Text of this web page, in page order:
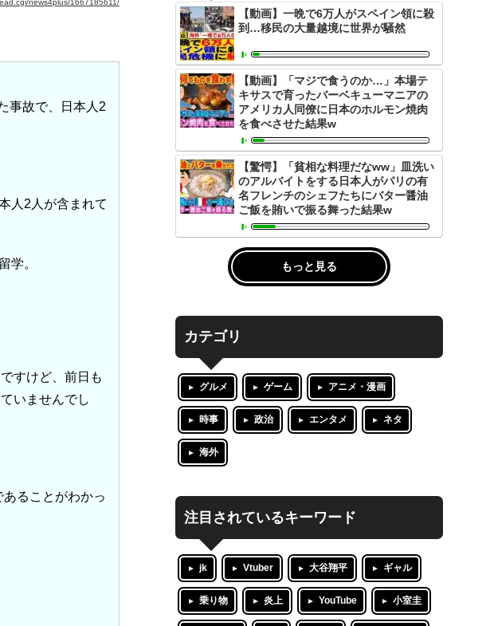
news4plus/1667185611/
事故で、日本人2
人2人が含まれて
学。
すけど、前日も
いませんでし
ることがわかっ
【動画】一晩で6万人がスペイン領に殺
到…移民の大量越境に世界が騒然
【動画】「マジで食うのか…」本場テ
キサスで育ったバーベキューマニアの
アメリカ人同僚に日本のホルモン焼肉
を食べさせた結果w
【驚愕】「貧相な料理だなww」皿洗い
のアルバイトをする日本人がパリの有
名フレンチのシェフたちにバター醤油
ご飯を賄いで振る舞った結果w
もっと見る
カテゴリ
グルメ ゲーム アニメ・漫画
時事 政治 エンタメ ネタ
海外
注目されているキーワード
jk Vtuber 大谷翔平 ギャル
乗り物 炎上 YouTube 小室圭